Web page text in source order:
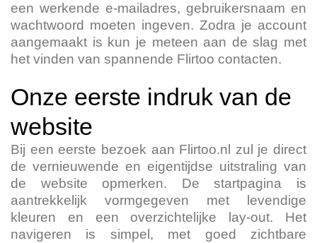
een werkende e-mailadres, gebruikersnaam en
wachtwoord moeten ingeven. Zodra je account
aangemaakt is kun je meteen aan de slag met
het vinden van spannende Flirtoo contacten.
Onze eerste indruk van de
website
Bij een eerste bezoek aan Flirtoo.nl zul je direct
de vernieuwende en eigentijdse uitstraling van
de website opmerken. De startpagina is
aantrekkelijk vormgegeven met levendige
kleuren en een overzichtelijke lay-out. Het
navigeren is simpel, met goed zichtbare